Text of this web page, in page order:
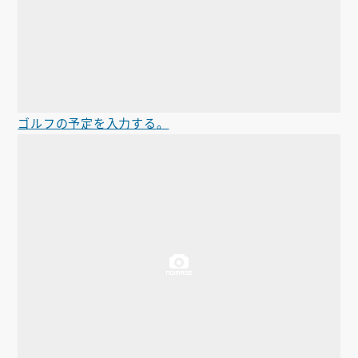
ゴルフの予定を入力する。